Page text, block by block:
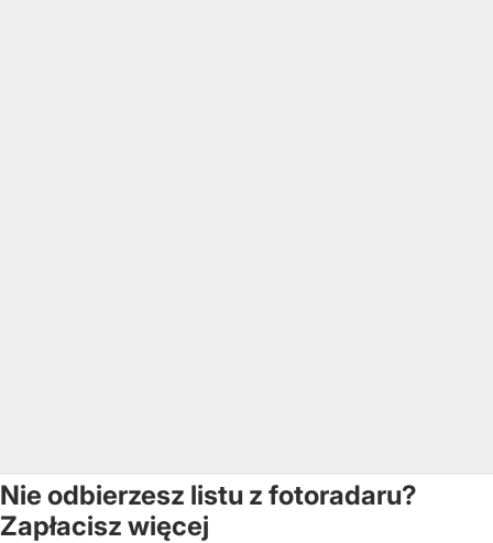
Nie odbierzesz listu z fotoradaru?
Zapłacisz więcej